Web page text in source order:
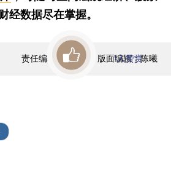
经数据尽在掌握。
责任编辑：曹文姣 | 版面编辑：陈曦
1人赞赏